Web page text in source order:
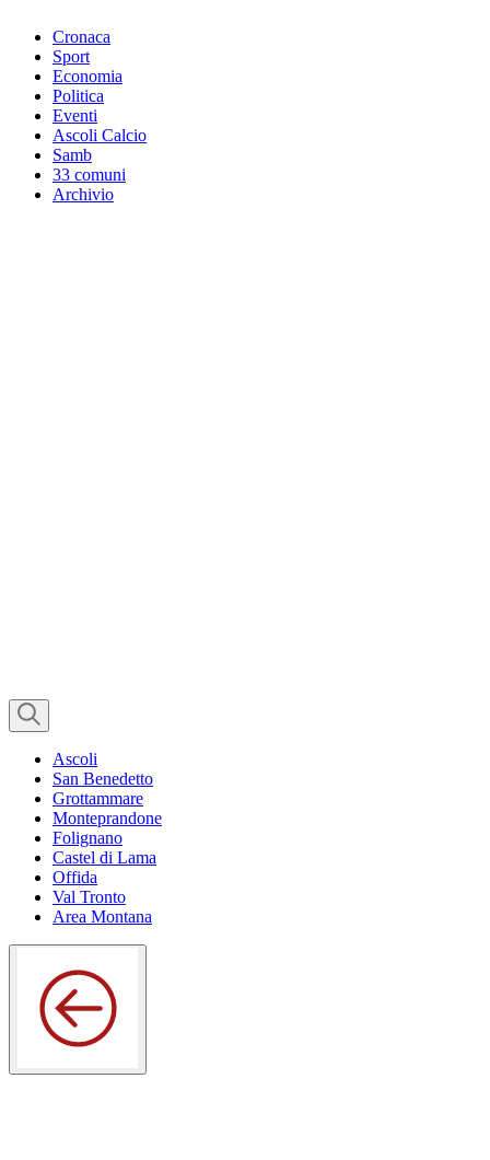
Cronaca
Sport
Economia
Politica
Eventi
Ascoli Calcio
Samb
33 comuni
Archivio
Ascoli
San Benedetto
Grottammare
Monteprandone
Folignano
Castel di Lama
Offida
Val Tronto
Area Montana